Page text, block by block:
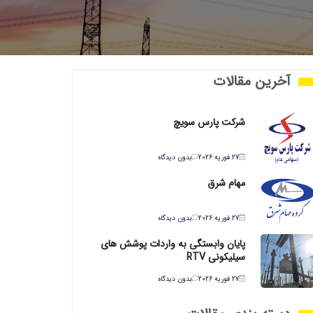
آخرین مقالات
شرکت پارس سویچ
27 فوریه 2026 بدون دیدگاه
مهام شرق
27 فوریه 2026 بدون دیدگاه
پایان وابستگی به واردات پوشش های
سیلیکونی RTV
27 فوریه 2026 بدون دیدگاه